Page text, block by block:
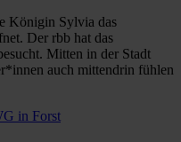
Königin Sylvia das
Der rbb hat das
Mitten in der Stadt
auch mittendrin fühlen
in Forst